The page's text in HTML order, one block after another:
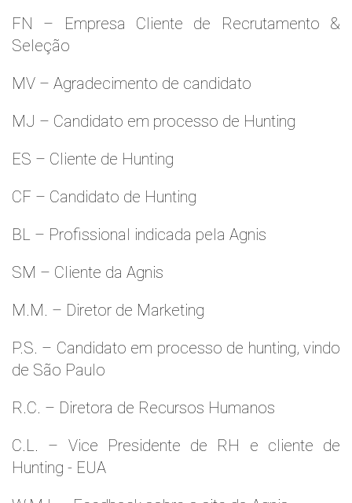
FN – Empresa Cliente de Recrutamento &
Seleção
MV – Agradecimento de candidato
MJ – Candidato em processo de Hunting
ES – Cliente de Hunting
CF – Candidato de Hunting
BL – Profissional indicada pela Agnis
SM – Cliente da Agnis
M.M. – Diretor de Marketing
P.S. – Candidato em processo de hunting, vindo
de São Paulo
R.C. – Diretora de Recursos Humanos
C.L. – Vice Presidente de RH e cliente de
Hunting - EUA